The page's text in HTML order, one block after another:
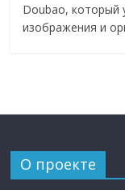
Doubao, который
изображения и
О проекте